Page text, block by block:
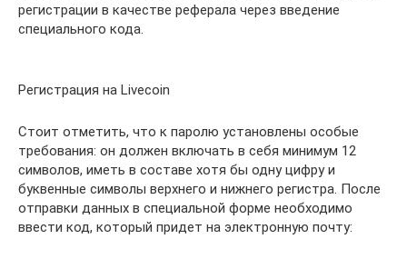
регистрации в качестве реферала через введение
специального кода.
Регистрация на Livecoin
Стоит отметить, что к паролю установлены особые
требования: он должен включать в себя минимум 12
символов, иметь в составе хотя бы одну цифру и
буквенные символы верхнего и нижнего регистра. После
отправки данных в специальной форме необходимо
ввести код, который придет на электронную почту: